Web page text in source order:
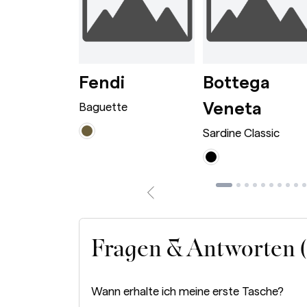
Caramel
Dionysus Bag Mini Bordeaux
FendiBaguette Avocado
Baguette
Bottega
Veneta
Sardine Classic
Fragen & Antworten
Wann erhalte ich meine erste Tasche?